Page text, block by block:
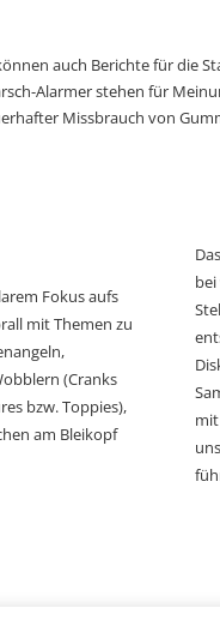
auch Berichte für die
Alarmer stehen für
Missbrauch von
Fokus aufs
mit Themen zu
(Cranks
bzw. Toppies),
am Bleikopf